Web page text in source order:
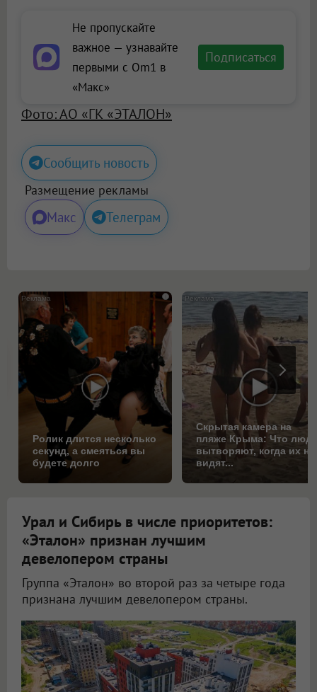
Не пропускайте
важное — узнавайте
первыми с Om1 в
«Макс»
Подписаться
Фото: АО «ГК «ЭТАЛОН»
Сообщить новость
Размещение рекламы
Макс Телеграм
i
Ролик длится несколько
секунд, а смеяться вы
будете долго
Скрытая камера на
пляже Крыма: Что
вытворяют, когда их не
видят...
Урал и Сибирь в числе приоритетов:
«Эталон» признан лучшим
девелопером страны
Группа «Эталон» во второй раз за четыре года
признана лучшим девелопером страны.